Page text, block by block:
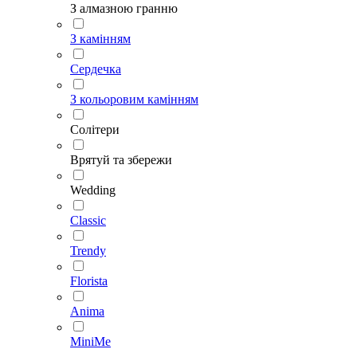
З алмазною гранню
З камінням
Сердечка
З кольоровим камінням
Солітери
Врятуй та збережи
Wedding
Classic
Trendy
Florista
Anima
MiniMe